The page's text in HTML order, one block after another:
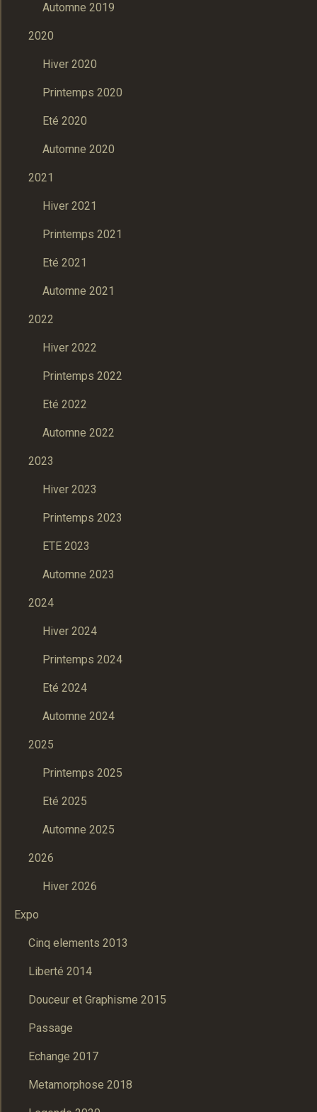
Automne 2019
2020
Hiver 2020
Printemps 2020
Eté 2020
Automne 2020
2021
Hiver 2021
Printemps 2021
Eté 2021
Automne 2021
2022
Hiver 2022
Printemps 2022
Eté 2022
Automne 2022
2023
Hiver 2023
Printemps 2023
ETE 2023
Automne 2023
2024
Hiver 2024
Printemps 2024
Eté 2024
Automne 2024
2025
Printemps 2025
Eté 2025
Automne 2025
2026
Hiver 2026
Expo
Cinq elements 2013
Liberté 2014
Douceur et Graphisme 2015
Passage
Echange 2017
Metamorphose 2018